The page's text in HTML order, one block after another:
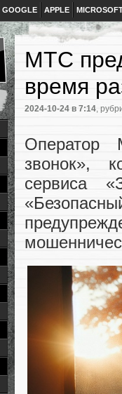
GOOGLE APPLE
МТС
время
2024-10-24 в 7:14,
Оператор
звонок»,
сервиса